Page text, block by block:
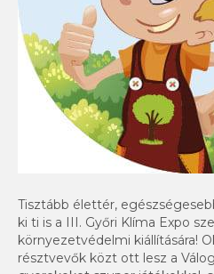
Tisztább élettér,
ki ti is a III. Győri Klíma Expo
környezetvédelmi kiállítására!
résztvevők közt ott lesz a